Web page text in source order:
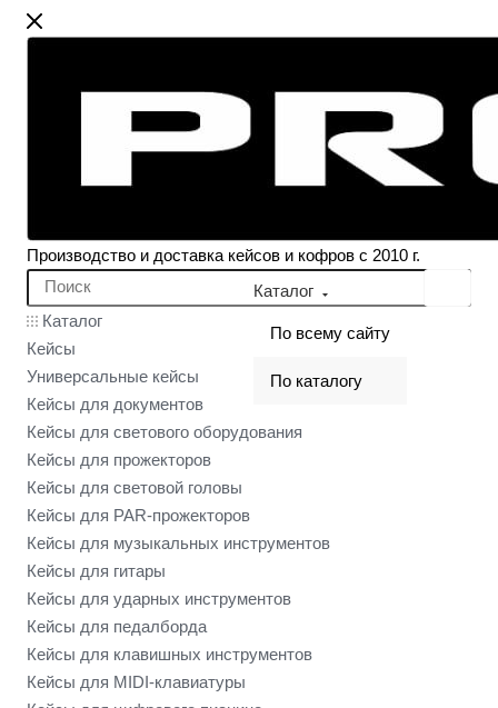
Производство и доставка кейсов и кофров с 2010 г.
Каталог
По всему сайту
По каталогу
Каталог
Кейсы
Универсальные кейсы
Кейсы для документов
Кейсы для светового оборудования
Кейсы для прожекторов
Кейсы для световой головы
Кейсы для PAR-прожекторов
Кейсы для музыкальных инструментов
Кейсы для гитары
Кейсы для ударных инструментов
Кейсы для педалборда
Кейсы для клавишных инструментов
Кейсы для MIDI-клавиатуры